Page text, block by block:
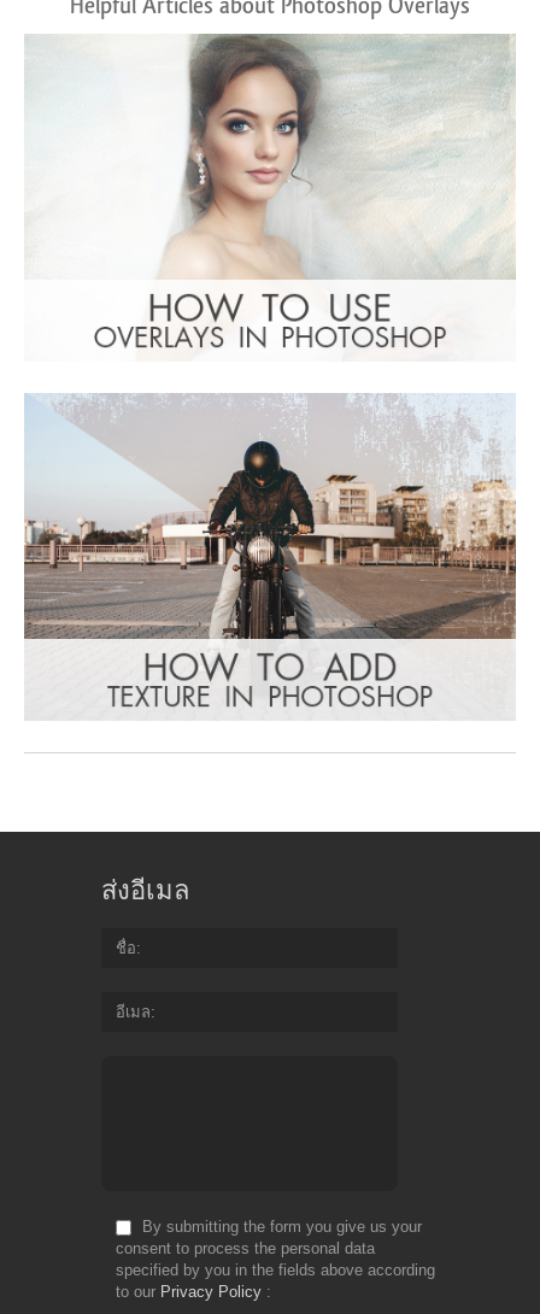
Helpful Articles about Photoshop Overlays
ส่งอีเมล
ชื่อ
อีเมล
By submitting the form you give us your
consent to process the personal data
specified by you in the fields above according
to our Privacy Policy